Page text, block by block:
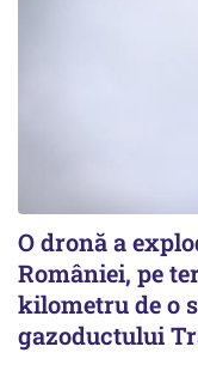
O dronă a
României, pe
kilometru de o
gazoductului